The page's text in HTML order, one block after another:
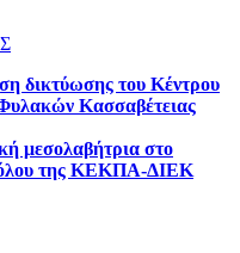
δικτύωσης του Κέντρου
Κασσαβέτειας
μεσολαβήτρια στο
της ΚΕΚΠΑ-ΔΙΕΚ